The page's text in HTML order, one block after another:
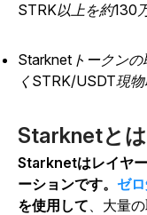
STRK以上を約130
Starknetトークン
くSTRK/USDT現物
Starknetと
Starknetはレイヤー
ーションです。 ゼ
を使用して、大量